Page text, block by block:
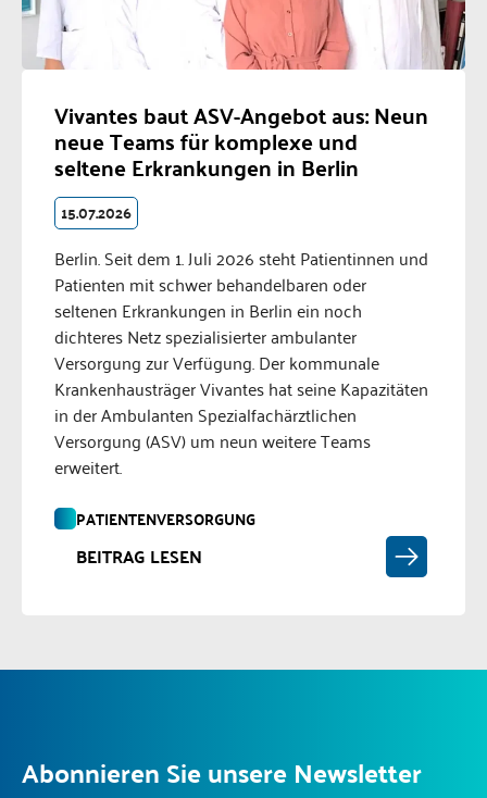
Vivantes baut ASV-Angebot aus: Neun
neue Teams für komplexe und
seltene Erkrankungen in Berlin
15.07.2026
Berlin. Seit dem 1. Juli 2026 steht Patientinnen und
Patienten mit schwer behandelbaren oder
seltenen Erkrankungen in Berlin ein noch
dichteres Netz spezialisierter ambulanter
Versorgung zur Verfügung. Der kommunale
Krankenhausträger Vivantes hat seine Kapazitäten
in der Ambulanten Spezialfachärztlichen
Versorgung (ASV) um neun weitere Teams
erweitert.
PATIENTENVERSORGUNG
BEITRAG LESEN
Abonnieren Sie unsere Newsletter